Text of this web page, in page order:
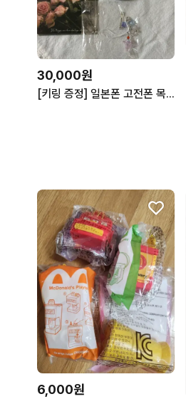
30,000원
[키링 증정] 일본폰 고전폰 목업 폴더폰 슬라이드폰 Y2K 고전문구
6,000원